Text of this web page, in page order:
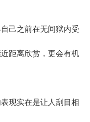
己之前在无间狱内受
距离欣赏，更会有机
现实在是让人刮目相